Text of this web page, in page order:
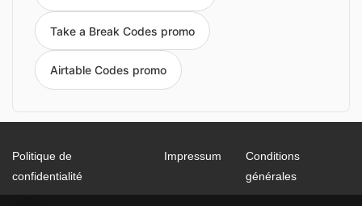
Take a Break Codes promo
Airtable Codes promo
Politique de
confidentialité
Impressum
Conditions
générales